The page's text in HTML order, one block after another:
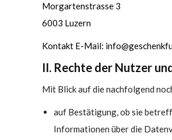
Morgartenstrasse 3
6003 Luzern
Kontakt E-Mail:
II. Rechte der Nutzer
Mit Blick auf die nachfolgend
auf Bestätigung, ob sie
Informationen über die